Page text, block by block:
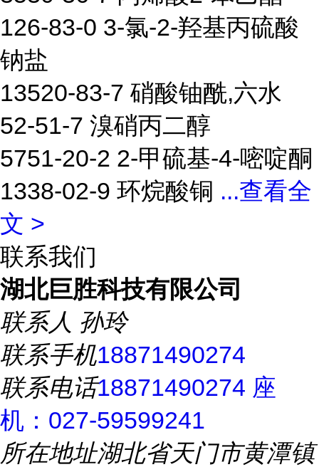
126-83-0 3-氯-2-羟基丙硫酸
钠盐
13520-83-7 硝酸铀酰,六水
52-51-7 溴硝丙二醇
5751-20-2 2-甲硫基-4-嘧啶酮
1338-02-9 环烷酸铜 ...查看全
文 >
联系我们
湖北巨胜科技有限公司
联系人 孙玲
联系手机18871490274
联系电话18871490274 座
机：027-59599241
所在地址湖北省天门市黄潭镇